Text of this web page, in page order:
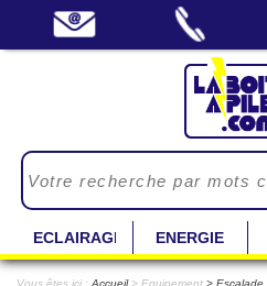
ECLAIRAGE ENERGIE
Vous êtes ici : Accueil> Equipement Escalade